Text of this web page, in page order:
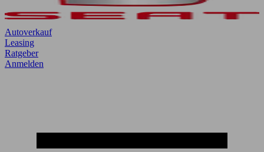
Autoverkauf
Leasing
Ratgeber
Anmelden